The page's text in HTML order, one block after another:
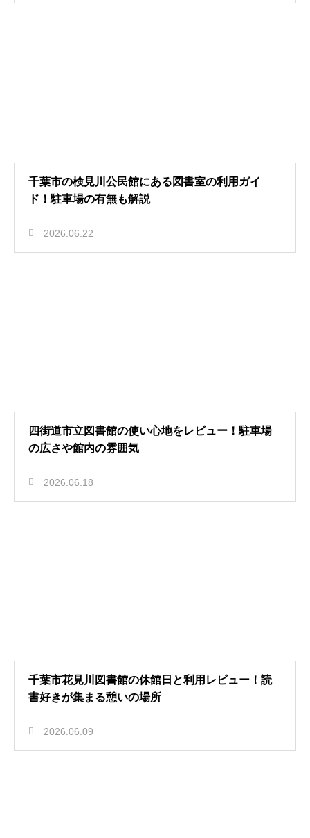
千葉市の検見川公民館にある図書室の利用ガイ
ド！駐車場の有無も解説
2026.06.22
四街道市立図書館の使い心地をレビュー！駐車場
の広さや館内の雰囲気
2026.06.18
千葉市花見川図書館の休館日と利用レビュー！読
書好きが集まる憩いの場所
2026.06.09